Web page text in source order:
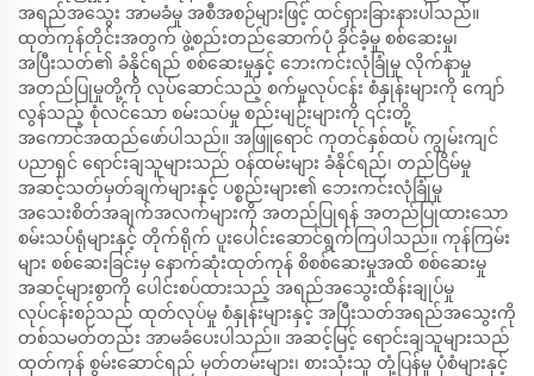
အရည်အသွေး အာမခံမှု အစီအစဉ်များဖြင့် ထင်ရှားခြားနားပါသည်။
ထုတ်ကုန်တိုင်းအတွက် ဖွဲ့စည်းတည်ဆောက်ပုံ ခိုင်ခံ့မှု စစ်ဆေးမှု၊
အပြီးသတ်၏ ခံနိုင်ရည် စစ်ဆေးမှုနှင့် ဘေးကင်းလုံခြုံမှု လိုက်နာမှု
အတည်ပြုမှုတို့ကို လုပ်ဆောင်သည့် စက်မှုလုပ်ငန်း စံနှုန်းများကို ကျော်
လွန်သည့် စုံလင်သော စမ်းသပ်မှု စည်းမျဉ်းများကို ၎င်းတို့
အကောင်အထည်ဖော်ပါသည်။ အဖြူရောင် ကုတင်နှစ်ထပ် ကျွမ်းကျင်
ပညာရှင် ရောင်းချသူများသည် ဝန်ထမ်းများ ခံနိုင်ရည်၊ တည်ငြိမ်မှု
အဆင့်သတ်မှတ်ချက်များနှင့် ပစ္စည်းများ၏ ဘေးကင်းလုံခြုံမှု
အသေးစိတ်အချက်အလက်များကို အတည်ပြုရန် အတည်ပြုထားသော
စမ်းသပ်ရုံများနှင့် တိုက်ရိုက် ပူးပေါင်းဆောင်ရွက်ကြပါသည်။ ကုန်ကြမ်း
များ စစ်ဆေးခြင်းမှ နောက်ဆုံးထုတ်ကုန် စိစစ်ဆေးမှုအထိ စစ်ဆေးမှု
အဆင့်များစွာကို ပေါင်းစပ်ထားသည့် အရည်အသွေးထိန်းချုပ်မှု
လုပ်ငန်းစဉ်သည် ထုတ်လုပ်မှု စံနှုန်းများနှင့် အပြီးသတ်အရည်အသွေးကို
တစ်သမတ်တည်း အာမခံပေးပါသည်။ အဆင့်မြင့် ရောင်းချသူများသည်
ထုတ်ကုန် စွမ်းဆောင်ရည် မှတ်တမ်းများ၊ စားသုံးသူ တုံ့ပြန်မှု ပုံစံများနှင့်